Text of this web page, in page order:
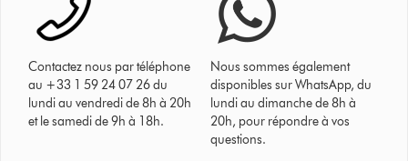
Contactez nous par téléphone
au +33 1 59 24 07 26 du
lundi au vendredi de 8h à 20h
et le samedi de 9h à 18h.
Nous sommes également
disponibles sur WhatsApp, du
lundi au dimanche de 8h à
20h, pour répondre à vos
questions.